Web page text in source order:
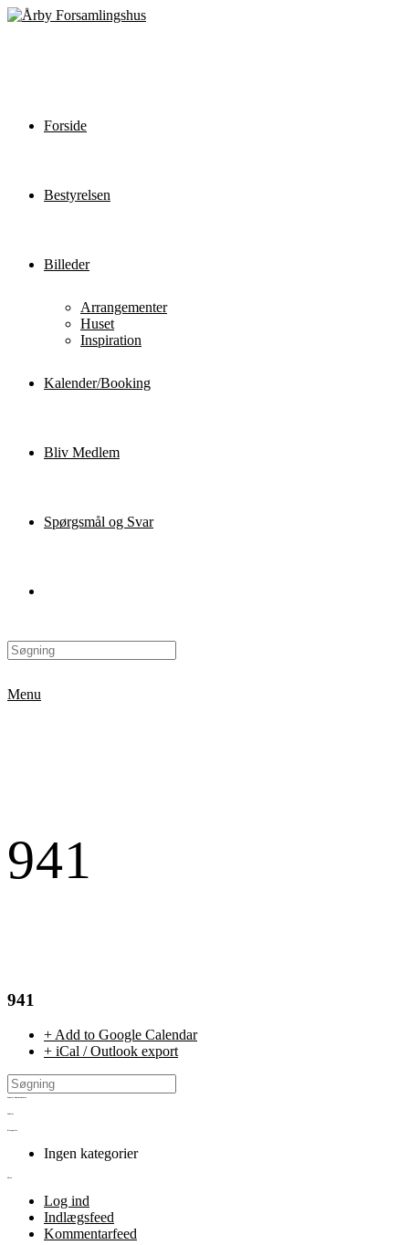
Forside
Bestyrelsen
Billeder
Arrangementer
Huset
Inspiration
Kalender/Booking
Bliv Medlem
Spørgsmål og Svar
Menu
941
941
+ Add to Google Calendar
+ iCal / Outlook export
Ingen kategorier
Log ind
Indlægsfeed
Kommentarfeed